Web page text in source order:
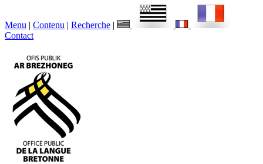
Menu | Contenu | Recherche |
Contact